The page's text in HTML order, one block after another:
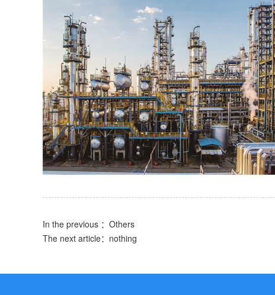
In the previous ： Others
The next article：nothing